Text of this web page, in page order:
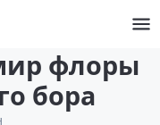
флоры
бора